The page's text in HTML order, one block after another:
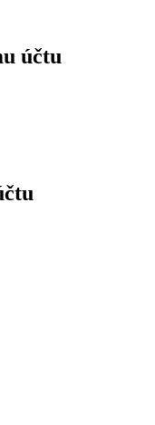
účtu